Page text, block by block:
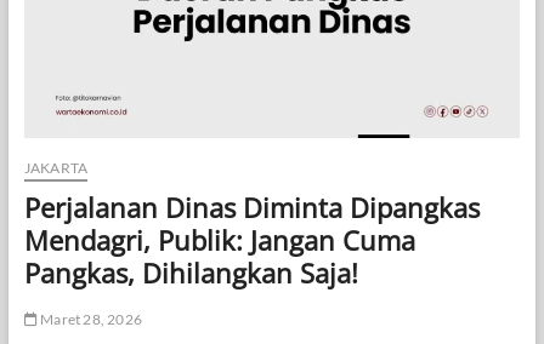
JAKARTA
Perjalanan Dinas Diminta Dipangkas
Mendagri, Publik: Jangan Cuma
Pangkas, Dihilangkan Saja!
Maret 28, 2026